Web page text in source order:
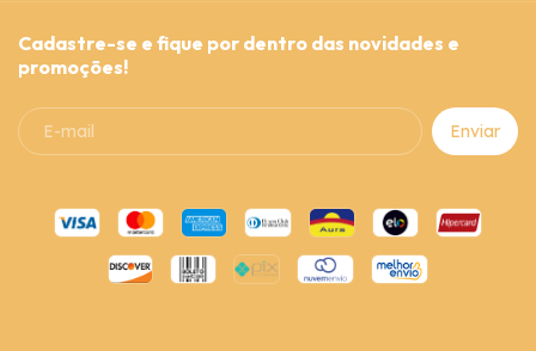
Cadastre-se e fique por dentro das novidades e
promoções!